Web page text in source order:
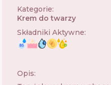
Kategorie:
Krem do twarzy
Składniki Aktywne:
Opis: